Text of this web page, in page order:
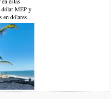
| por flavia
para marzo, la idea es
Arraial. Podrias
dólar MEP y
en dólares.